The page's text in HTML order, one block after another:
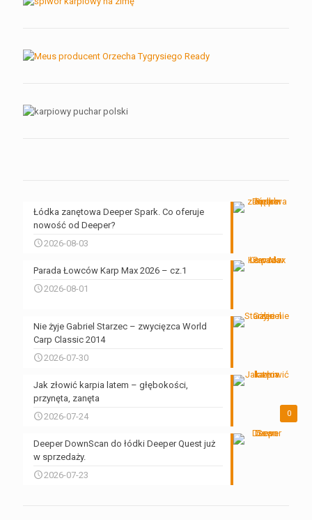
Łódka zanętowa Deeper Spark. Co oferuje
nowość od Deeper?
2026-08-03
Parada Łowców Karp Max 2026 – cz.1
2026-08-01
Nie żyje Gabriel Starzec – zwycięzca World
Carp Classic 2014
2026-07-30
0
Jak złowić karpia latem – głębokości,
przynęta, zanęta
2026-07-24
Deeper DownScan do łódki Deeper Quest już
w sprzedaży.
2026-07-23